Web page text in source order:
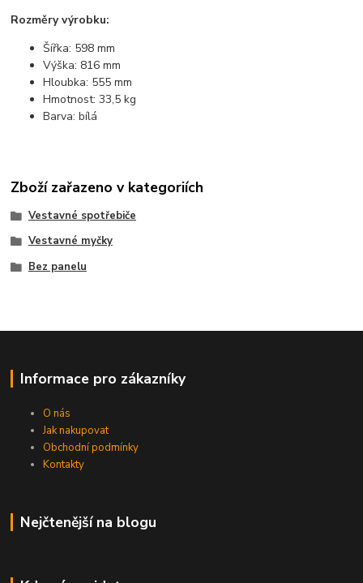
Rozměry výrobku:
Šířka: 598 mm
Výška: 816 mm
Hloubka: 555 mm
Hmotnost: 33,5 kg
Barva: bílá
Zboží zařazeno v kategoriích
Vestavné spotřebiče
Vestavné myčky
Bez panelu
Informace pro zákazníky
O nás
Jak nakupovat
Obchodní podmínky
Kontakty
Nejčtenější na blogu